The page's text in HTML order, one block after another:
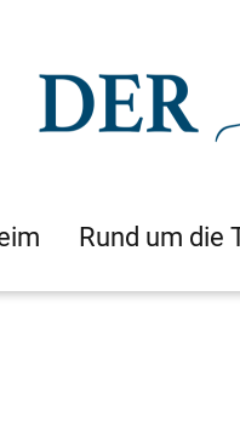
Rund um die